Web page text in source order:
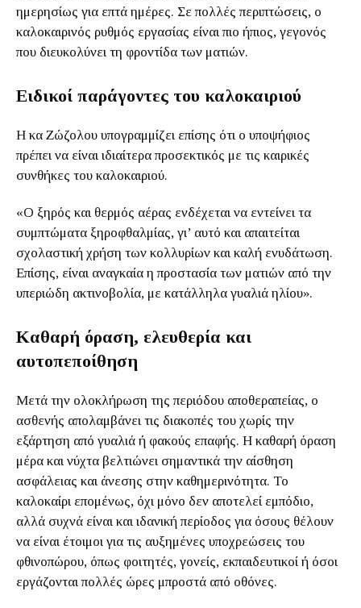
ημερησίως για επτά ημέρες. Σε πολλές περιπτώσεις, ο
καλοκαιρινός ρυθμός εργασίας είναι πιο ήπιος, γεγονός
που διευκολύνει τη φροντίδα των ματιών.
Ειδικοί παράγοντες του καλοκαιριού
Η κα Ζώζολου υπογραμμίζει επίσης ότι ο υποψήφιος
πρέπει να είναι ιδιαίτερα προσεκτικός με τις καιρικές
συνθήκες του καλοκαιριού.
«Ο ξηρός και θερμός αέρας ενδέχεται να εντείνει τα
συμπτώματα ξηροφθαλμίας, γι’ αυτό και απαιτείται
σχολαστική χρήση των κολλυρίων και καλή ενυδάτωση.
Επίσης, είναι αναγκαία η προστασία των ματιών από την
υπεριώδη ακτινοβολία, με κατάλληλα γυαλιά ηλίου».
Καθαρή όραση, ελευθερία και
αυτοπεποίθηση
Μετά την ολοκλήρωση της περιόδου αποθεραπείας, ο
ασθενής απολαμβάνει τις διακοπές του χωρίς την
εξάρτηση από γυαλιά ή φακούς επαφής. Η καθαρή όραση
μέρα και νύχτα βελτιώνει σημαντικά την αίσθηση
ασφάλειας και άνεσης στην καθημερινότητα. Το
καλοκαίρι επομένως, όχι μόνο δεν αποτελεί εμπόδιο,
αλλά συχνά είναι και ιδανική περίοδος για όσους θέλουν
να είναι έτοιμοι για τις αυξημένες υποχρεώσεις του
φθινοπώρου, όπως φοιτητές, γονείς, εκπαιδευτικοί ή όσοι
εργάζονται πολλές ώρες μπροστά από οθόνες.